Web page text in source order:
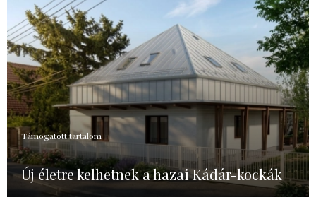
Támogatott tartalom
Új életre kelhetnek a hazai Kádár-kockák